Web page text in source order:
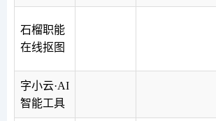
石榴职能
在线抠图
字小云·AI
智能工具